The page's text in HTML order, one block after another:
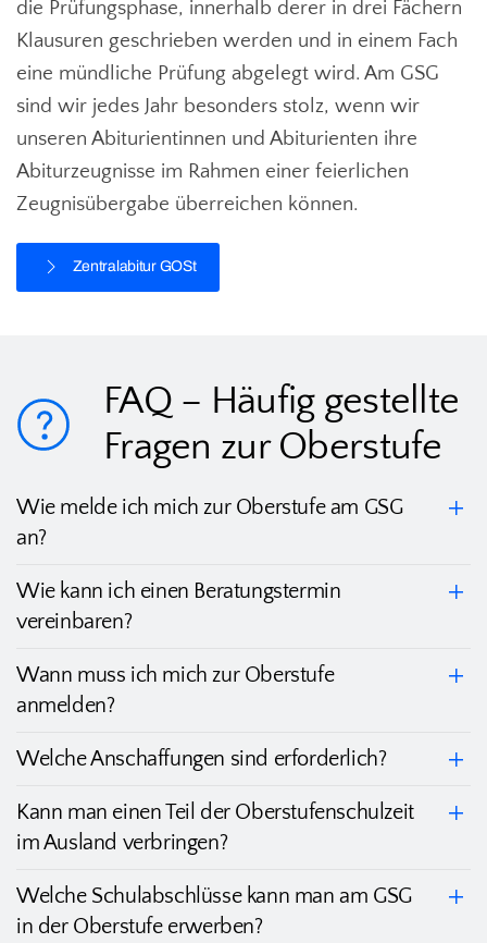
die Prüfungsphase, innerhalb derer in drei Fächern
Klausuren geschrieben werden und in einem Fach
eine mündliche Prüfung abgelegt wird. Am GSG
sind wir jedes Jahr besonders stolz, wenn wir
unseren Abiturientinnen und Abiturienten ihre
Abiturzeugnisse im Rahmen einer feierlichen
Zeugnisübergabe überreichen können.
Zentralabitur GOSt
FAQ – Häufig gestellte
Fragen zur Oberstufe
Wie melde ich mich zur Oberstufe am GSG
an?
Wie kann ich einen Beratungstermin
vereinbaren?
Wann muss ich mich zur Oberstufe
anmelden?
Welche Anschaffungen sind erforderlich?
Kann man einen Teil der Oberstufenschulzeit
im Ausland verbringen?
Welche Schulabschlüsse kann man am GSG
in der Oberstufe erwerben?